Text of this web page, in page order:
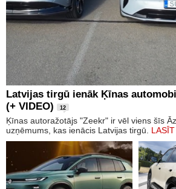
Latvijas tirgū ienāk Ķīnas
(+ VIDEO)
12
Ķīnas autoražotājs "Zeekr" ir vēl viens šīs
uzņēmums, kas ienācis Latvijas tirgū.